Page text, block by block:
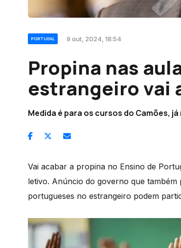
PORTUGAL 9 out, 2024, 18:54
Propina nas
estrangeiro vai
Medida é para os cursos do Camões,
Vai acabar a propina no Ensino de
letivo. Anúncio do governo que também
portugueses no estrangeiro podem